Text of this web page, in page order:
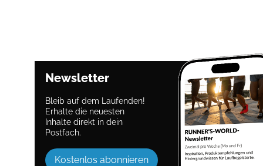
Newsletter
Bleib auf dem Laufenden!
Erhalte die neuesten
Inhalte direkt in dein
Postfach.
Kostenlos abonnieren